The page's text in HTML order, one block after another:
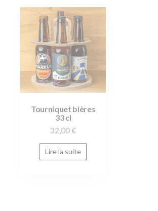
Tourniquet bières
33 cl
32,00 €
Lire la suite